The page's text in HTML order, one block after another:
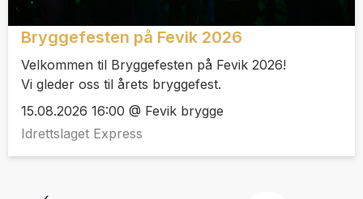
Bryggefesten på Fevik 2026
Velkommen til Bryggefesten på Fevik 2026!
Vi gleder oss til årets bryggefest.
15.08.2026 16:00 @ Fevik brygge
Idrettslaget Express